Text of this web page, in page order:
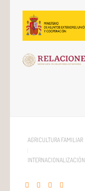
AGRICULTURA FAMILIAR
INTERNACIONALIZACIÓN